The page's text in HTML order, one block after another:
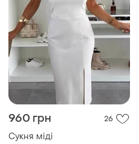
960 грн 26
Сукня міді